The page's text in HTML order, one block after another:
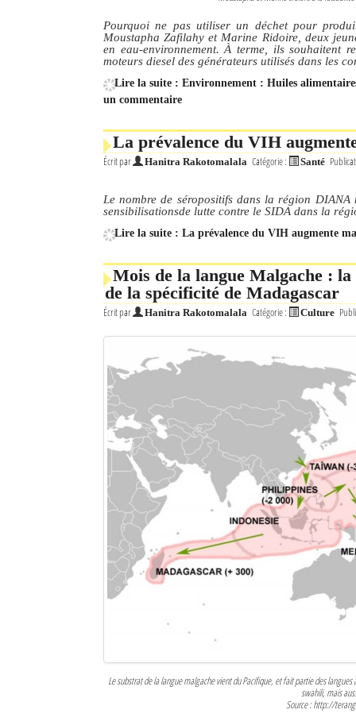
Pourquoi ne pas utiliser un déchet pour
Moustapha Zafilahy et Marine Ridoire, deux
en eau-environnement. À terme, ils souhaitent
moteurs diesel des générateurs utilisés dans les
Lire la suite : Environnement : Huiles
un commentaire
La prévalence du VIH
Écrit par Hanitra Rakotomalala Catégorie : Santé
Le nombre de séropositifs dans la région DIANA
sensibilisationsde lutte contre le SIDA dans la
Lire la suite : La prévalence du VIH augmente
Mois de la langue Malgache :
de la spécificité de Madagascar
Écrit par Hanitra Rakotomalala Catégorie : Culture
Le substrat de la langue malgache vient du Pacifique, et fait partie des
swahili, mais
Source : http://